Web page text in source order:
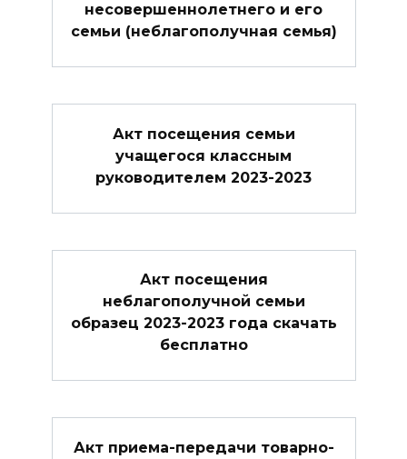
несовершеннолетнего и его
семьи (неблагополучная семья)
Акт посещения семьи
учащегося классным
руководителем 2023-2023
Акт посещения
неблагополучной семьи
образец 2023-2023 года скачать
бесплатно
Акт приема-передачи товарно-